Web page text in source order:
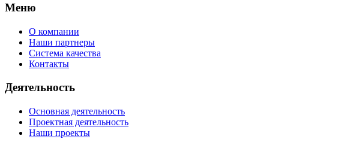
Меню
О компании
Наши партнеры
Система качества
Контакты
Деятельность
Основная деятельность
Проектная деятельность
Наши проекты